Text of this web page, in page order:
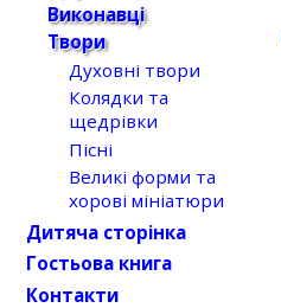
Виконавці
Твори
Духовні твори
Колядки та
щедрівки
Пісні
Великі форми та
хорові мініатюри
Дитяча сторінка
Гостьова книга
Контакти